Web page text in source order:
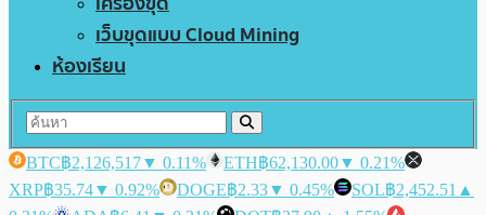
เว็บขุดแบบ Cloud Mining
ห้องเรียน
BTC฿2,126,517▼ 0.11% ETH฿62,130.00▼ 0.21%
XRP฿35.74▼ 0.92% DOGE฿2.33▼ 0.45% SOL฿2,452.51 ▲